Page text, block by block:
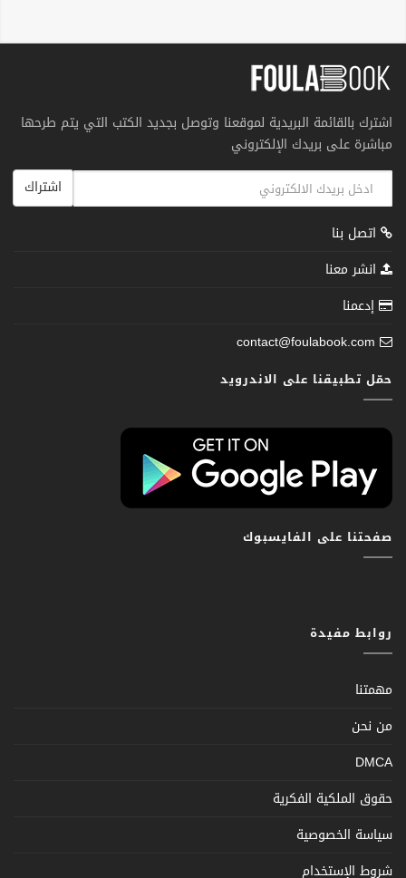
اشترك بالقائمة البريدية لموقعنا وتوصل بجديد الكتب التي يتم طرحها
مباشرة على بريدك الإلكتروني
اشتراك
اتصل بنا
انشر معنا
إدعمنا
contact@foulabook.com
حمّل تطبيقنا على الاندرويد
صفحتنا على الفايسبوك
روابط مفيدة
مهمتنا
من نحن
DMCA
حقوق الملكية الفكرية
سياسة الخصوصية
شروط الإستخدام